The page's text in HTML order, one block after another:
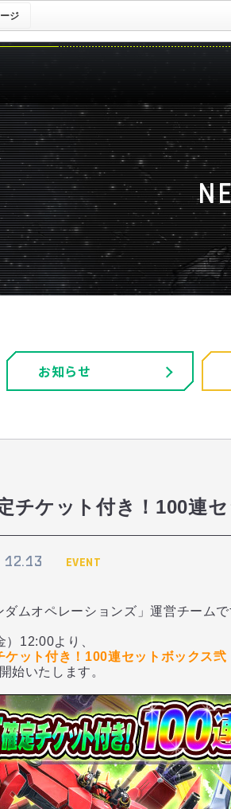
ジ
お知らせ
チケット付き！100連
12.13 EVENT
ダムオペレーションズ」運営チームで
）12:00より、
ケット付き！100連セットボックス弐
始いたします。